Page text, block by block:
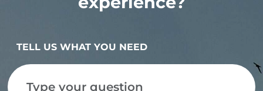
TELL US WHAT YOU NEED